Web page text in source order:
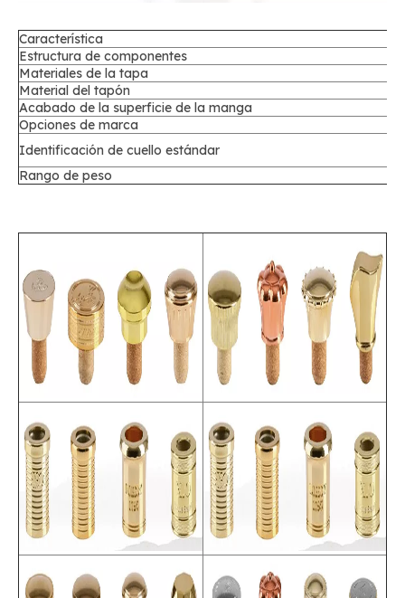
Característica
Estructura de componentes
Materiales de la tapa
Material del tapón
Acabado de la superficie de la manga
Opciones de marca
Identificación de cuello estándar
Rango de peso